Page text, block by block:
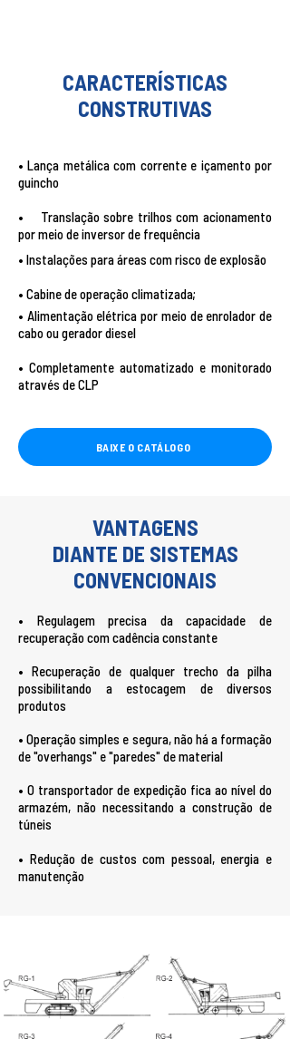
CARACTERÍSTICAS
CONSTRUTIVAS
• Lança metálica com corrente e içamento por
guincho
• Translação sobre trilhos com acionamento
por meio de inversor de frequência
• Instalações para áreas com risco de explosão
• Cabine de operação climatizada;
• Alimentação elétrica por meio de enrolador de
cabo ou gerador diesel
• Completamente automatizado e monitorado
através de CLP
BAIXE O CATÁLOGO
VANTAGENS
DIANTE DE SISTEMAS
CONVENCIONAIS
• Regulagem precisa da capacidade de
recuperação com cadência constante
• Recuperação de qualquer trecho da pilha
possibilitando a estocagem de diversos
produtos
• Operação simples e segura, não há a formação
de "overhangs" e "paredes" de material
• O transportador de expedição fica ao nível do
armazém, não necessitando a construção de
túneis
• Redução de custos com pessoal, energia e
manutenção